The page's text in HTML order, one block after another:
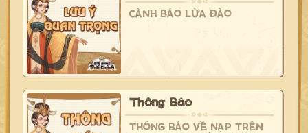
CẢNH BÁO LỪA ĐẢO
Thông Báo
THÔNG BÁO VỀ NẠP TRÊN